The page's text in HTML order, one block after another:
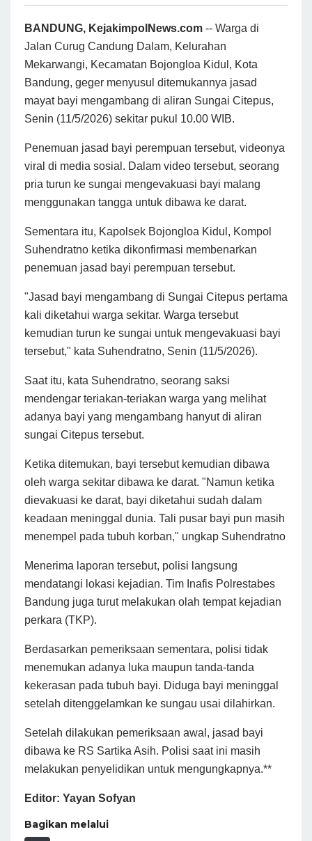
BANDUNG, KejakimpolNews.com -- Warga di
Jalan Curug Candung Dalam, Kelurahan
Mekarwangi, Kecamatan Bojongloa Kidul, Kota
Bandung, geger menyusul ditemukannya jasad
mayat bayi mengambang di aliran Sungai Citepus,
Senin (11/5/2026) sekitar pukul 10.00 WIB.
Penemuan jasad bayi perempuan tersebut, videonya
viral di media sosial. Dalam video tersebut, seorang
pria turun ke sungai mengevakuasi bayi malang
menggunakan tangga untuk dibawa ke darat.
Sementara itu, Kapolsek Bojongloa Kidul, Kompol
Suhendratno ketika dikonfirmasi membenarkan
penemuan jasad bayi perempuan tersebut.
"Jasad bayi mengambang di Sungai Citepus pertama
kali diketahui warga sekitar. Warga tersebut
kemudian turun ke sungai untuk mengevakuasi bayi
tersebut," kata Suhendratno, Senin (11/5/2026).
Saat itu, kata Suhendratno, seorang saksi
mendengar teriakan-teriakan warga yang melihat
adanya bayi yang mengambang hanyut di aliran
sungai Citepus tersebut.
Ketika ditemukan, bayi tersebut kemudian dibawa
oleh warga sekitar dibawa ke darat. "Namun ketika
dievakuasi ke darat, bayi diketahui sudah dalam
keadaan meninggal dunia. Tali pusar bayi pun masih
menempel pada tubuh korban," ungkap Suhendratno
Menerima laporan tersebut, polisi langsung
mendatangi lokasi kejadian. Tim Inafis Polrestabes
Bandung juga turut melakukan olah tempat kejadian
perkara (TKP).
Berdasarkan pemeriksaan sementara, polisi tidak
menemukan adanya luka maupun tanda-tanda
kekerasan pada tubuh bayi. Diduga bayi meninggal
setelah ditenggelamkan ke sungau usai dilahirkan.
Setelah dilakukan pemeriksaan awal, jasad bayi
dibawa ke RS Sartika Asih. Polisi saat ini masih
melakukan penyelidikan untuk mengungkapnya.**
Editor: Yayan Sofyan
Bagikan melalui